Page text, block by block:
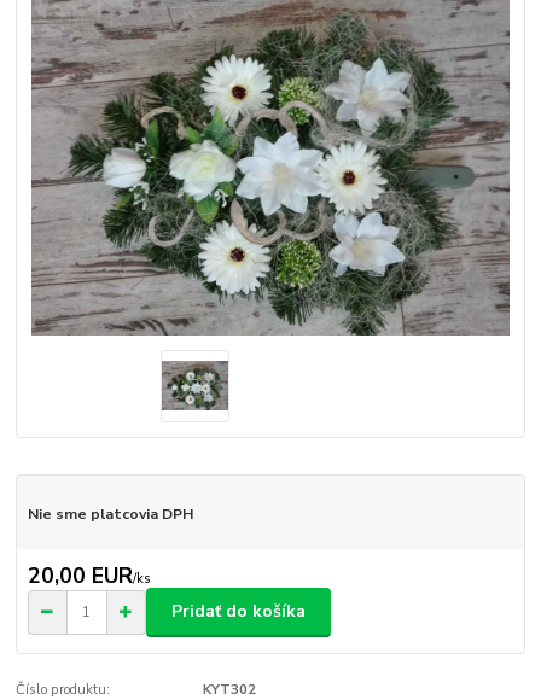
Nie sme platcovia DPH
20,00 EUR/ks
Pridať do košíka
Číslo produktu: KYT302